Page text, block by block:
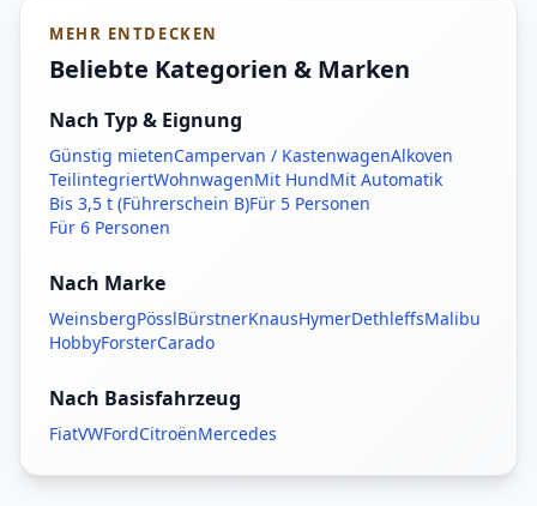
MEHR ENTDECKEN
Beliebte Kategorien & Marken
Nach Typ & Eignung
Günstig mietenCampervan / KastenwagenAlkoven
TeilintegriertWohnwagenMit HundMit Automatik
Bis 3,5 t (Führerschein B)Für 5 Personen
Für 6 Personen
Nach Marke
WeinsbergPösslBürstnerKnausHymerDethleffsMalibu
HobbyForsterCarado
Nach Basisfahrzeug
FiatVWFordCitroënMercedes